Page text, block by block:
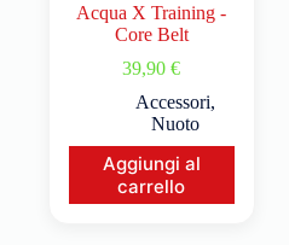
Acqua X Training -
Core Belt
39,90€
Accessori,
Nuoto
Aggiungi al
carrello